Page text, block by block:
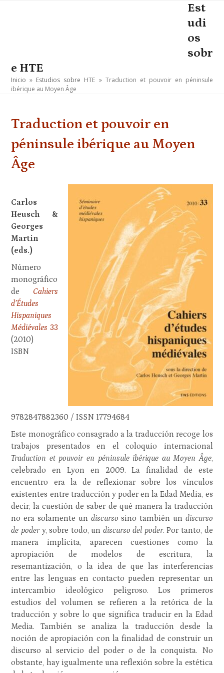
Est
udi
os
sobr
e HTE
Inicio » Estudios sobre HTE » Traduction et pouvoir en péninsule
ibérique au Moyen Âge
Traduction et pouvoir en
péninsule ibérique au Moyen
Âge
Carlos
Heusch &
Georges
Martin
(eds.)
Número
monográfico
de Cahiers
d’Études
Hispaniques
Médiévales 33
(2010)
ISBN
9782847882360 / ISSN 17794684
Este monográfico consagrado a la traducción recoge los
trabajos presentados en el coloquio internacional
Traduction et pouvoir en péninsule ibérique au Moyen Âge,
celebrado en Lyon en 2009. La finalidad de este
encuentro era la de reflexionar sobre los vínculos
existentes entre traducción y poder en la Edad Media, es
decir, la cuestión de saber de qué manera la traducción
no era solamente un discursosino también un discurso
de podery, sobre todo, un discurso del poder. Por tanto, de
manera implícita, aparecen cuestiones como la
apropiación de modelos de escritura, la
resemantización, o la idea de que las interferencias
entre las lenguas en contacto pueden representar un
intercambio ideológico peligroso. Los primeros
estudios del volumen se refieren a la retórica de la
traducción y sobre lo que significa traducir en la Edad
Media. También se analiza la traducción desde la
noción de apropiación con la finalidad de construir un
discurso al servicio del poder o de la conquista. No
obstante, hay igualmente una reflexión sobre la estética